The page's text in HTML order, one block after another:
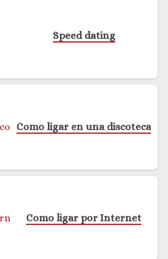
Speed dating
Como ligar en una discoteca
Como ligar por Internet